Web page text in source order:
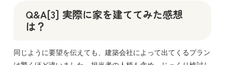
Q&A[3] 実際に家を建ててみた感想
は？
同じように要望を伝えても、建築会社によって出てくるプラン